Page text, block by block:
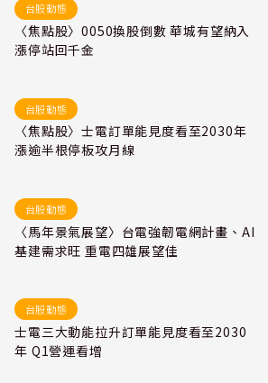
台股動態
〈焦點股〉0050換股倒數 華城有望納入
漲停站回千金
台股動態
〈焦點股〉士電訂單能見度看至2030年
漲逾半根停板攻月線
台股動態
〈馬年景氣展望〉台電強韌電網計畫、AI
基建需求旺 重電四雄展望佳
台股動態
士電三大動能拉升訂單能見度看至2030
年 Q1營運看增